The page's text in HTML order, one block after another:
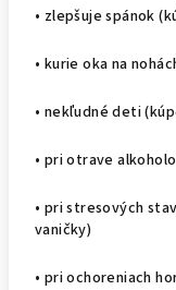
• zlepšuje spánok
• kurie oka na
• nekľudné deti
• pri otrave
• pri stresových
vaničky)
• pri o­choreniach